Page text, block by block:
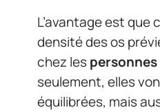
L’avantage est
densité des os
chez lespersonnes
seulement, elles
équilibrées, mais